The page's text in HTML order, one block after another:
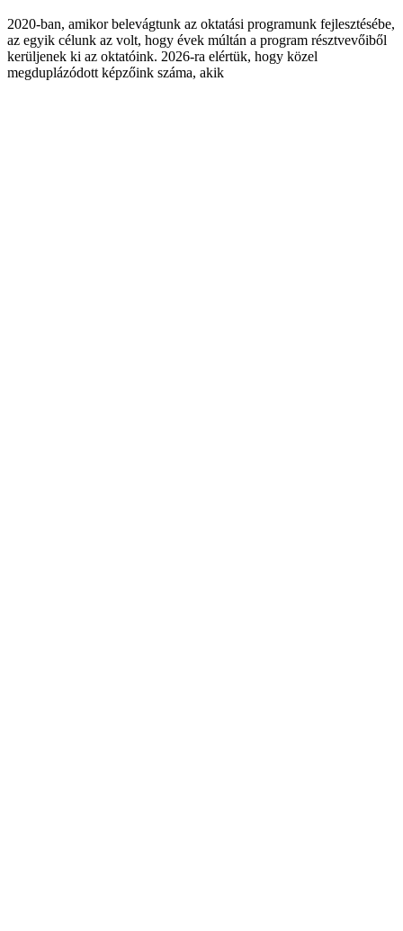
2020-ban, amikor belevágtunk az oktatási programunk fejlesztésébe,
az egyik célunk az volt, hogy évek múltán a program résztvevőiből
kerüljenek ki az oktatóink. 2026-ra elértük, hogy közel
megduplázódott képzőink száma, akik